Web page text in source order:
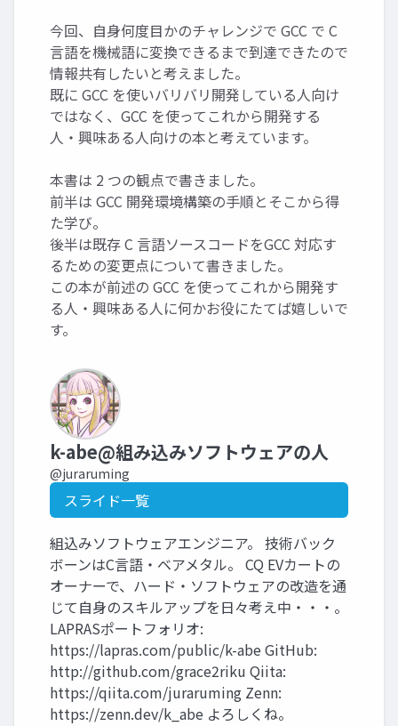
今回、自身何度目かのチャレンジで GCC で C
言語を機械語に変換できるまで到達できたので
情報共有したいと考えました。
既に GCC を使いバリバリ開発している人向け
ではなく、GCC を使ってこれから開発する
人・興味ある人向けの本と考えています。
本書は 2 つの観点で書きました。
前半は GCC 開発環境構築の手順とそこから得
た学び。
後半は既存 C 言語ソースコードをGCC 対応す
るための変更点について書きました。
この本が前述の GCC を使ってこれから開発す
る人・興味ある人に何かお役にたてば嬉しいで
す。
k-abe@組み込みソフトウェアの人
@juraruming
スライド一覧
組込みソフトウェアエンジニア。 技術バック
ボーンはC言語・ベアメタル。 CQ EVカートの
オーナーで、ハード・ソフトウェアの改造を通
じて自身のスキルアップを日々考え中・・・。
LAPRASポートフォリオ:
https://lapras.com/public/k-abe GitHub:
http://github.com/grace2riku Qiita:
https://qiita.com/juraruming Zenn:
https://zenn.dev/k_abe よろしくね。